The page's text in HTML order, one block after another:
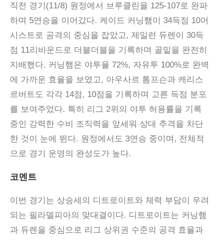
직전 경기(11/8) 원정에서 브루클린을 125-107로 완파
하며 5연승을 이어갔다. 케이드 커닝햄이 34득점 10어
시스트로 공격의 중심을 잡았고, 제일런 듀렌이 30득
점 11리바운드로 더블더블을 기록하며 골밑을 완전히
지배했다. 커닝햄은 야투율 72%, 자유투 100%로 완벽
에 가까운 효율을 보였고, 아우사르 톰프슨과 캐리스
르버트도 각각 14점, 10점을 기록하며 고른 득점 분포
를 보여주었다. 특히 리그 2위의 야투 허용률을 기록
중인 강력한 수비 조직력을 앞세워 상대 추격을 차단
한 것이 눈에 뛴다. 원정에서도 3연승 중이며, 전체적
으로 경기 운영의 완성도가 높다.
코멘트
이번 경기는 상승세의 디트로이트와 체력 부담이 우려
되는 필라델피아의 맞대결이다. 디트로이트는 커닝햄
과 듀렌을 중심으로 리그 상위권 수준의 공격 효율과